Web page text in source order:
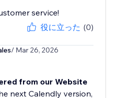
service!
役に立った (0)
/ Mar 26, 2026
from our Website
next Calendly version,